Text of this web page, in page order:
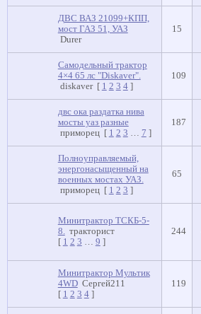
ДВС ВАЗ 21099+КПП,
мост ГАЗ 51, УАЗ
Durer
15
Самодельный трактор
4×4 65 лс "Diskaver".
diskaver [ 1 2 3 4 ]
109
двс ока раздатка нива
мосты уаз разные
приморец [ 1 2 3 … 7 ]
187
Полноуправляемый,
энергонасыщенный на
военных мостах УАЗ.
приморец [ 1 2 3 ]
65
Минитрактор ТСКБ-5-
8. тракторист
[ 1 2 3 … 9 ]
244
Минитрактор Мультик
4WD Сергей211
[ 1 2 3 4 ]
119